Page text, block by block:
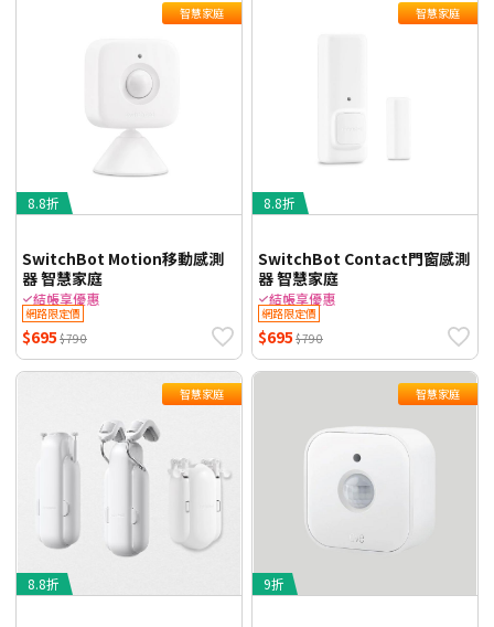
8.8折
智慧家庭
SwitchBot Motion移動感測
器 智慧家庭
結帳享優惠
網路限定價
$695 $790
8.8折
智慧家庭
SwitchBot Contact門窗感測
器 智慧家庭
結帳享優惠
網路限定價
$695 $790
8.8折
智慧家庭
9折
智慧家庭